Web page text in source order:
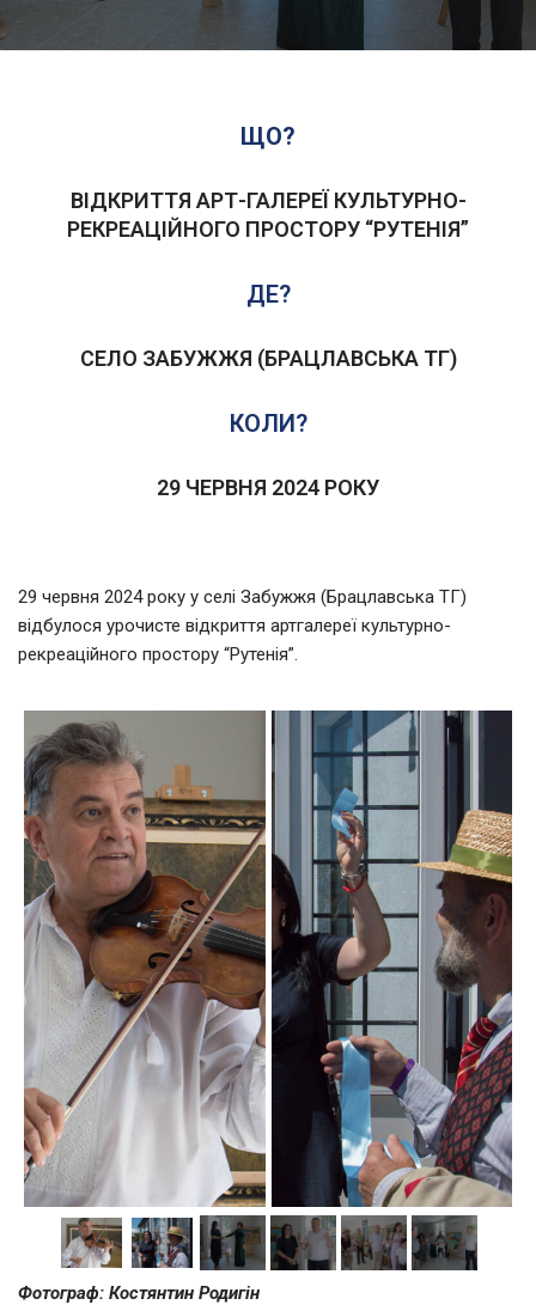
ЩО?
ВІДКРИТТЯ АРТ-ГАЛЕРЕЇ КУЛЬТУРНО-
РЕКРЕАЦІЙНОГО ПРОСТОРУ “РУТЕНІЯ”
ДЕ?
СЕЛО ЗАБУЖЖЯ (БРАЦЛАВСЬКА ТГ)
КОЛИ?
29 ЧЕРВНЯ 2024 РОКУ
29 червня 2024 року у селі Забужжя (Брацлавська ТГ)
відбулося урочисте відкриття артгалереї культурно-
рекреаційного простору “Рутенія”.
Фотограф: Костянтин Родигін